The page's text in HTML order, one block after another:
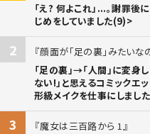
「え? 何よこれ」...。謝罪
じめをしていました(9)>
2
顔面が「足の裏」みたい
「足の裏」→「人間」に変身
ない!」と思えるコミックエ
形級メイクを仕事にしまし
3
魔女は三百路から 1